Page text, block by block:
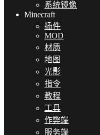
系统镜像
Minecraft
插件
MOD
材质
地图
光影
指令
教程
工具
作弊端
服务端